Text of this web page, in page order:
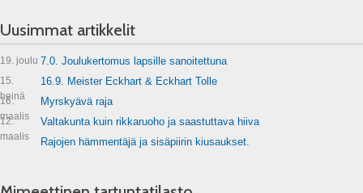
Uusimmat artikkelit
19. joulu 7.0. Joulukertomus lapsille sanoitettuna
15.
heinä
16.9. Meister Eckhart & Eckhart Tolle
16.
maalis
Myrskyävä raja
12.
maalis
Valtakunta kuin rikkaruoho ja saastuttava hiiva
Rajojen hämmentäjä ja sisäpiirin kiusaukset.